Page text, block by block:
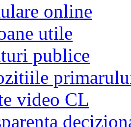
online
utile
publice
video CL